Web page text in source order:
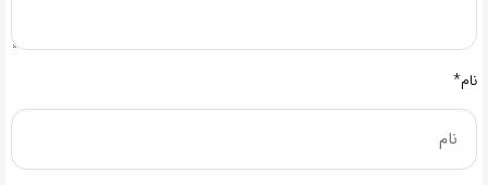
نام*